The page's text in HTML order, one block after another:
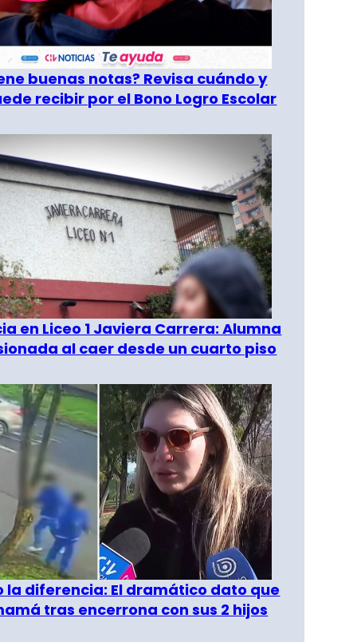
buenas notas? Revisa cuándo y
recibir por el Bono Logro Escolar
en Liceo 1 Javiera Carrera: Alumna
al caer desde un cuarto piso
la diferencia: El dramático dato que
tras encerrona con sus 2 hijos